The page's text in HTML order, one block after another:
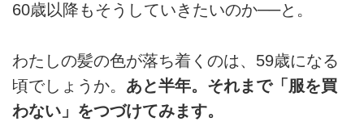
60歳以降もそうしていきたいのか──と。
わたしの髪の⾊が落ち着くのは、59歳になる
頃でしょうか。 あと半年。それまで「服を買
わない」をつづけてみます。